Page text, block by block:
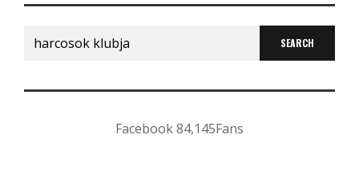
Search
for:
Facebook84,145Fans